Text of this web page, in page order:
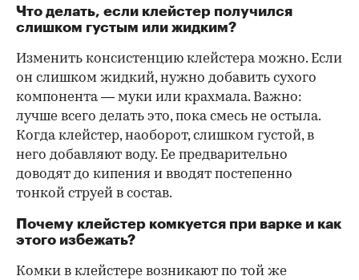
Что делать, если клейстер получился
слишком густым или жидким?
Изменить консистенцию клейстера можно. Если
он слишком жидкий, нужно добавить сухого
компонента — муки или крахмала. Важно:
лучше всего делать это, пока смесь не остыла.
Когда клейстер, наоборот, слишком густой, в
него добавляют воду. Ее предварительно
доводят до кипения и вводят постепенно
тонкой струей в состав.
Почему клейстер комкуется при варке и как
этого избежать?
Комки в клейстере возникают по той же